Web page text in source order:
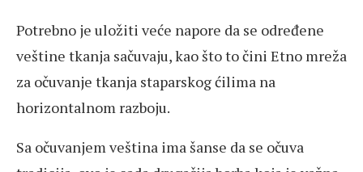
Potrebno je uložiti veće napore da se određene
veštine tkanja sačuvaju, kao što to čini Etno mreža
za očuvanje tkanja staparskog ćilima na
horizontalnom razboju.
Sa očuvanjem veština ima šanse da se očuva